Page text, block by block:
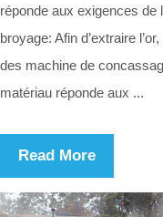
réponde aux exigences de
broyage: Afin d’extraire
des machine de
matériau réponde aux ...
Read More